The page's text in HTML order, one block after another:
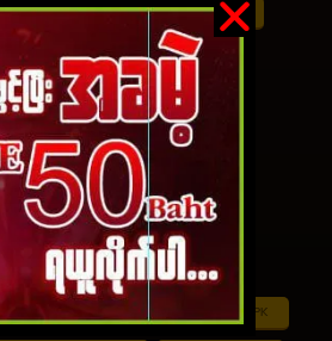
ကာစီနို Online ငါး ဂိမ်း apk
Shan Koe Mee ငါး ပစ် ဂိမ်း
UFABET ufabet888
စီနို app ကာစီနို ဂိမ်း
ကာစီနို စလော့ဂိမ်း ကျွဲ စလော့ဂိမ်း
ငါး ဂိမ်း ငွေ အကောင် ဆုံး
ငါး ပစ် ဂိမ်း link
ငါး ပစ် ဂိမ်း ပိုက်ဆံ ရ စလော့ဂိမ်း APK